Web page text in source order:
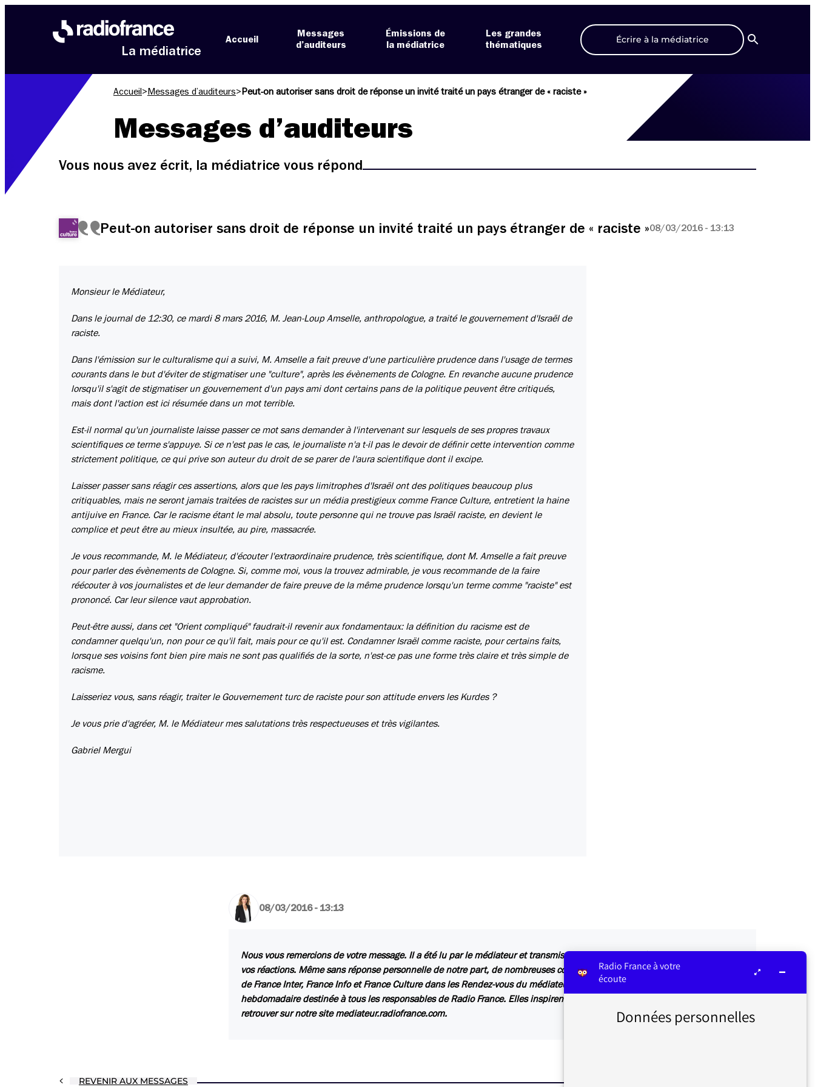
La médiatrice
Accueil
Messages
d’auditeurs
Émissions de
la médiatrice
Les grandes
thématiques
Écrire à la médiatrice
Recherche
Accueil > Messages d’auditeurs> Peut-on autoriser sans droit de réponse un invité traité un pays étranger de « raciste »
Messages d’auditeurs
Vous nous avez écrit, la médiatrice vous répond
Peut-on autoriser sans droit de réponse un invité traité un pays étranger de « raciste »08/03/2016 - 13:13
Monsieur le Médiateur,
Dans le journal de 12:30, ce mardi 8 mars 2016, M. Jean-Loup Amselle, anthropologue, a traité le gouvernement d'Israël de
raciste.
Dans l'émission sur le culturalisme qui a suivi, M. Amselle a fait preuve d'une particulière prudence dans l'usage de termes
courants dans le but d'éviter de stigmatiser une "culture", après les évènements de Cologne. En revanche aucune prudence
lorsqu'il s'agit de stigmatiser un gouvernement d'un pays ami dont certains pans de la politique peuvent être critiqués,
mais dont l'action est ici résumée dans un mot terrible.
Est-il normal qu'un journaliste laisse passer ce mot sans demander à l'intervenant sur lesquels de ses propres travaux
scientifiques ce terme s'appuye. Si ce n'est pas le cas, le journaliste n'a t-il pas le devoir de définir cette intervention comme
strictement politique, ce qui prive son auteur du droit de se parer de l'aura scientifique dont il excipe.
Laisser passer sans réagir ces assertions, alors que les pays limitrophes d'Israël ont des politiques beaucoup plus
critiquables, mais ne seront jamais traitées de racistes sur un média prestigieux comme France Culture, entretient la haine
antijuive en France. Car le racisme étant le mal absolu, toute personne qui ne trouve pas Israël raciste, en devient le
complice et peut être au mieux insultée, au pire, massacrée.
Je vous recommande, M. le Médiateur, d'écouter l'extraordinaire prudence, très scientifique, dont M. Amselle a fait preuve
pour parler des évènements de Cologne. Si, comme moi, vous la trouvez admirable, je vous recommande de la faire
réécouter à vos journalistes et de leur demander de faire preuve de la même prudence lorsqu'un terme comme "raciste" est
prononcé. Car leur silence vaut approbation.
Peut-être aussi, dans cet "Orient compliqué" faudrait-il revenir aux fondamentaux: la définition du racisme est de
condamner quelqu'un, non pour ce qu'il fait, mais pour ce qu'il est. Condamner Israël comme raciste, pour certains faits,
lorsque ses voisins font bien pire mais ne sont pas qualifiés de la sorte, n'est-ce pas une forme très claire et très simple de
racisme.
Laisseriez vous, sans réagir, traiter le Gouvernement turc de raciste pour son attitude envers les Kurdes ?
Je vous prie d'agréer, M. le Médiateur mes salutations très respectueuses et très vigilantes.
Gabriel Mergui
08/03/2016 - 13:13
Nous vous remercions de votre message. Il a été lu par le médiateur et transmis au service concerné par vos questions ou
vos réactions. Même sans réponse personnelle de notre part, de nombreuses contributions sont relayées sur les antennes
de France Inter, France Info et France Culture dans les Rendez-vous du médiateur ou dans Les infos du médiateur, lettre
hebdomadaire destinée à tous les responsables de Radio France. Elles inspirent également des articles explicatifs à
retrouver sur notre site mediateur.radiofrance.com.
REVENIR AUX MESSAGES
Radio France à votre
écoute
Données personnelles